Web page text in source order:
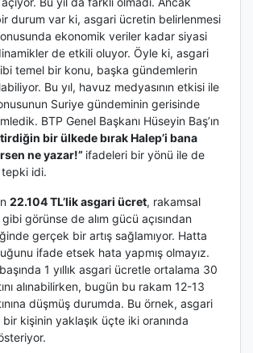
durum var ki, asgari ücretin belirlenmesi
ekonomik veriler kadar siyasi
de etkili oluyor. Öyle ki, asgari
temel bir konu, başka gündemlerin
Bu yıl, havuz medyasının etkisi ile
Suriye gündeminin gerisinde
BTP Genel Başkanı Hüseyin Baş’ın
bir ülkede bırak Halep’i bana
ne yazar!” ifadeleri bir yönü ile de
tepki idi.
22.104 TL’lik asgari ücret, rakamsal
görünse de alım gücü açısından
gerçek bir artış sağlamıyor. Hatta
ifade etsek hata yapmış olmayız.
başında 1 yıllık asgari ücretle ortalama 30
alınabilirken, bugün bu rakam 12-13
düşmüş durumda. Bu örnek, asgari
bir kişinin yaklaşık üçte iki oranında